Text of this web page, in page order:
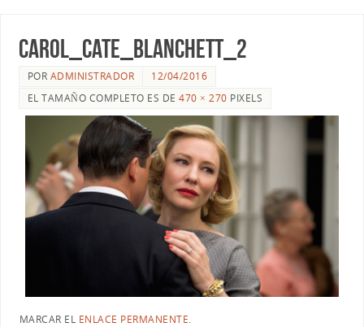
carol_cate_blanchett_2
POR ADMINISTRADOR
12/04/2016
EL TAMAÑO COMPLETO ES DE470 × 270 PIXELS
MARCAR EL ENLACE PERMANENTE.